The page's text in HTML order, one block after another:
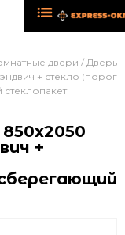
двери / Дверь
+ стекло (порог
+